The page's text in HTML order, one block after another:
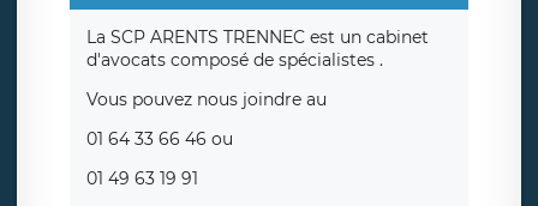
La SCP ARENTS TRENNEC est un cabinet
d'avocats composé de spécialistes .
Vous pouvez nous joindre au
01 64 33 66 46 ou
01 49 63 19 91